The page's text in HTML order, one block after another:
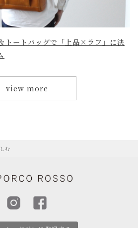
トートバッグで「上品×ラフ」に決
view more
む